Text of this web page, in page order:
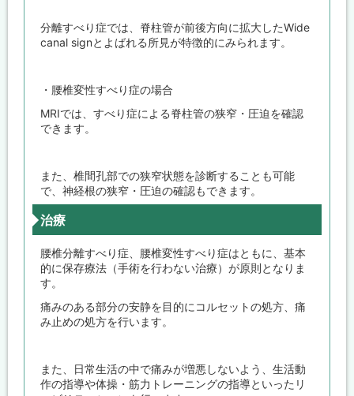
分離すべり症では、脊柱管が前後方向に拡大したWide
canal signとよばれる所見が特徴的にみられます。
・腰椎変性すべり症の場合
MRIでは、すべり症による脊柱管の狭窄・圧迫を確認
できます。
また、椎間孔部での狭窄状態を診断することも可能
で、神経根の狭窄・圧迫の確認もできます。
治療
腰椎分離すべり症、腰椎変性すべり症はともに、基本
的に保存療法（手術を行わない治療）が原則となりま
す。
痛みのある部分の安静を目的にコルセットの処方、痛
み止めの処方を行います。
また、日常生活の中で痛みが増悪しないよう、生活動
作の指導や体操・筋力トレーニングの指導といったリ